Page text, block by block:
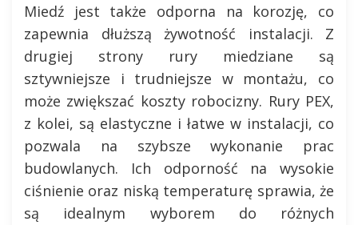
Miedź jest także odporna na korozję, co
zapewnia dłuższą żywotność instalacji. Z
drugiej strony rury miedziane są
sztywniejsze i trudniejsze w montażu, co
może zwiększać koszty robocizny. Rury PEX,
z kolei, są elastyczne i łatwe w instalacji, co
pozwala na szybsze wykonanie prac
budowlanych. Ich odporność na wysokie
ciśnienie oraz niską temperaturę sprawia, że
są idealnym wyborem do różnych